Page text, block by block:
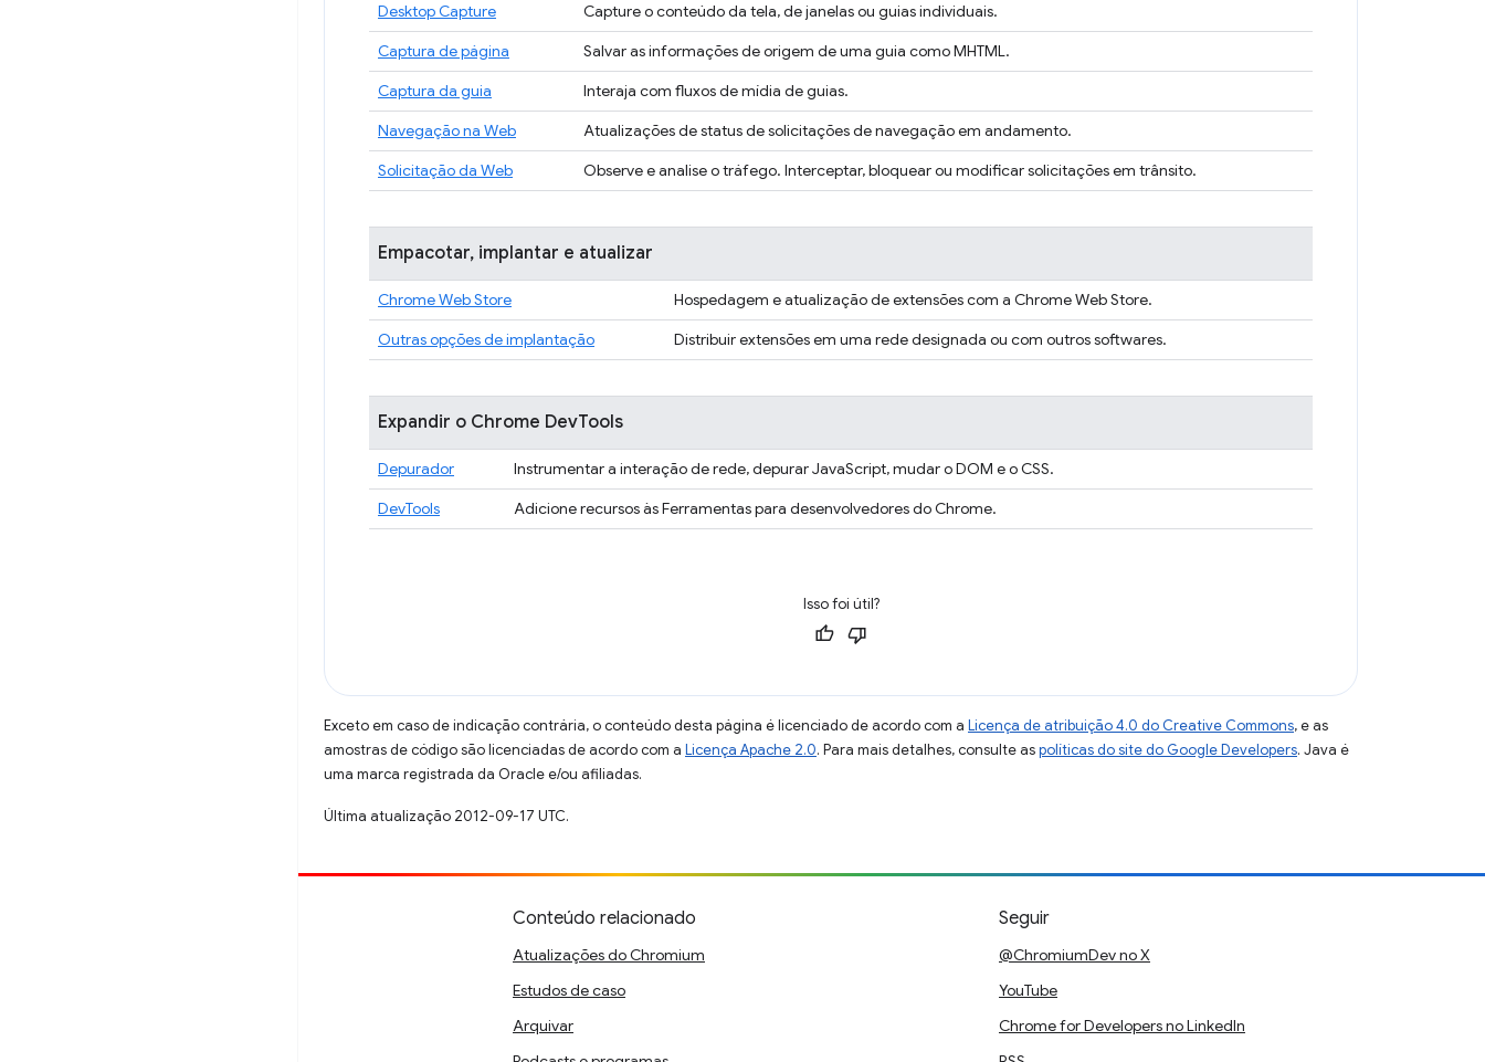
Desktop Capture
Capture o conteúdo da tela, de janelas ou guias individuais.
Captura de página
Salvar as informações de origem de uma guia como MHTML.
Captura da guia
Interaja com fluxos de mídia de guias.
Navegação na Web
Atualizações de status de solicitações de navegação em andamento.
Solicitação da Web
Observe e analise o tráfego. Interceptar, bloquear ou modificar solicitações em trânsito.
Empacotar, implantar e atualizar
Chrome Web Store
Hospedagem e atualização de extensões com a Chrome Web Store.
Outras opções de implantação
Distribuir extensões em uma rede designada ou com outros softwares.
Expandir o Chrome DevTools
Depurador
Instrumentar a interação de rede, depurar JavaScript, mudar o DOM e o CSS.
DevTools
Adicione recursos às Ferramentas para desenvolvedores do Chrome.
Isso foi útil?
Exceto em caso de indicação contrária, o conteúdo desta página é licenciado de acordo com a Licença de atribuição 4.0 do Creative Commons, e as
amostras de código são licenciadas de acordo com a Licença Apache 2.0. Para mais detalhes, consulte aspolíticas do site do Google Developers. Java é
uma marca registrada da Oracle e/ou afiliadas.
Última atualização 2012-09-17 UTC.
Conteúdo relacionado
Atualizações do Chromium
Estudos de caso
Arquivar
Seguir
@ChromiumDev no X
YouTube
Chrome for Developers no LinkedIn